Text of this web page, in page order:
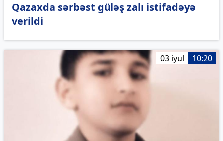
Qazaxda sərbəst güləş zalı istifadəyə
verildi
03 iyul 10:20